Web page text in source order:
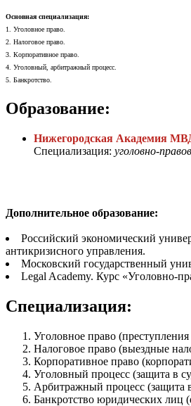
Основная специализация:
1. Уголовное право.
2. Налоговое право.
3. Корпоративное право.
4. Уголовный, арбитражный процесс.
5. Банкротство.
Образование:
Нижегородская Академия
Специализация: уголовно-
Дополнительное образование:
Российский экономический
антикризисного управления.
Московский государственный
Legal Academy. Курс «Уголовно-
Специализация:
Уголовное право
Налоговое право (выездные
Корпоративное право
Уголовный процесс (защита в
Арбитражный процесс (защита
Банкротство юридических лиц